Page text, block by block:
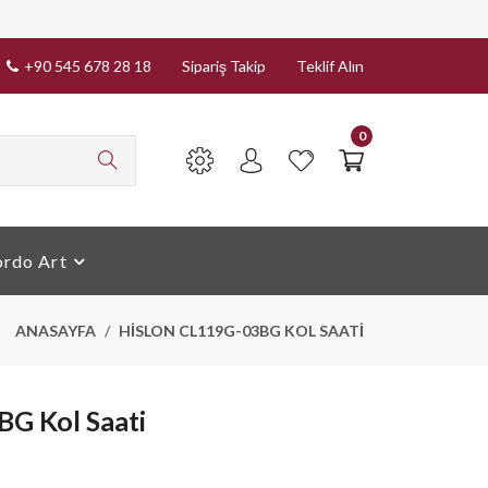
+90 545 678 28 18 Sipariş Takip Teklif Alın
0
Art
ANASAYFA HISLON CL119G-03BG KOL SAATI
Kol Saati